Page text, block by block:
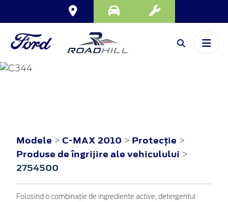
Modele > C-MAX 2010 > Protecţie >
Produse de îngrijire ale vehiculului >
2754500
Folosind o combinație de ingrediente active, detergentul